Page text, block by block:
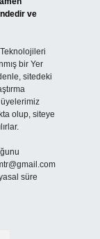
ve
bir Yer
sitedeki
olup, siteye
süre